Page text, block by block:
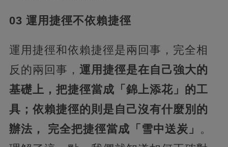
03 運用捷徑不依賴捷徑
運用捷徑和依賴捷徑是兩回事，完全相
反的兩回事， 運用捷徑是在自己強大的
基礎上，把捷徑當成「錦上添花」的工
具；依賴捷徑的則是自己沒有什麼別的
辦法， 完全把捷徑當成「雪中送炭」 。